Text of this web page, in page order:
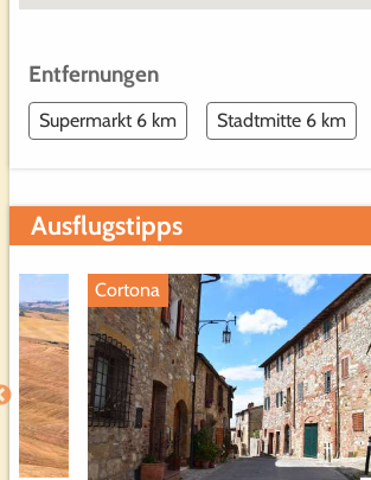
Entfernungen
Supermarkt 6 km Stadtmitte 6 km
Ausflugstipps
Cortona